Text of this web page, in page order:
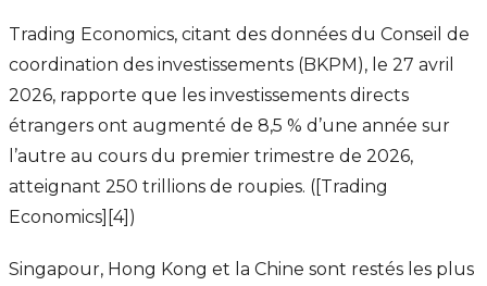
Trading Economics, citant des données du Conseil de
coordination des investissements (BKPM), le 27 avril
2026, rapporte que les investissements directs
étrangers ont augmenté de 8,5 % d’une année sur
l’autre au cours du premier trimestre de 2026,
atteignant 250 trillions de roupies. ([Trading
Economics][4])
Singapour, Hong Kong et la Chine sont restés les plus